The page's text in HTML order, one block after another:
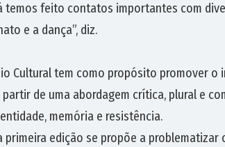
temos feito contatos importantes com
e a dança”, diz.
Cultural tem como propósito promover o
de uma abordagem crítica, plural e
memória e resistência.
edição se propõe a problematizar